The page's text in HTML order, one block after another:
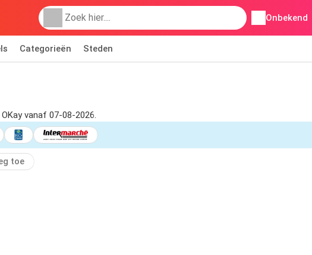
Onbekend
Categorieën Steden
vanaf 07-08-2026.
toe